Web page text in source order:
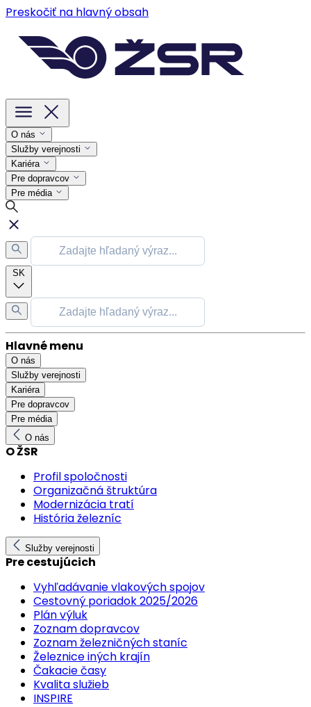
Preskočiť na hlavný obsah
O nás
Služby verejnosti
Kariéra
Pre dopravcov
Pre média
SK
Hlavné menu
O nás
Služby verejnosti
Kariéra
Pre dopravcov
Pre média
O nás
O ŽSR
Profil spoločnosti
Organizačná štruktúra
Modernizácia tratí
História železníc
Služby verejnosti
Pre cestujúcich
Vyhľadávanie vlakových spojov
Cestovný poriadok 2025/2026
Plán výluk
Zoznam dopravcov
Zoznam železničných staníc
Železnice iných krajín
Čakacie časy
Kvalita služieb
INSPIRE